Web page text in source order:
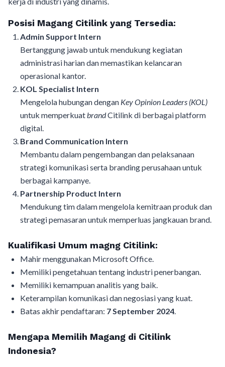
Posisi Magang Citilink yang Tersedia:
Admin Support Intern
Bertanggung jawab untuk mendukung kegiatan
administrasi harian dan memastikan kelancaran
operasional kantor.
KOL Specialist Intern
Mengelola hubungan dengan Key Opinion Leaders (KOL)
untuk memperkuatbrandCitilink di berbagai platform
digital.
Brand Communication Intern
Membantu dalam pengembangan dan pelaksanaan
strategi komunikasi serta branding perusahaan untuk
berbagai kampanye.
Partnership Product Intern
Mendukung tim dalam mengelola kemitraan produk dan
strategi pemasaran untuk memperluas jangkauan brand.
Kualifikasi Umum magng Citilink:
Mahir menggunakan Microsoft Office.
Memiliki pengetahuan tentang industri penerbangan.
Memiliki kemampuan analitis yang baik.
Keterampilan komunikasi dan negosiasi yang kuat.
Batas akhir pendaftaran: 7 September 2024.
Mengapa Memilih Magang di Citilink
Indonesia?